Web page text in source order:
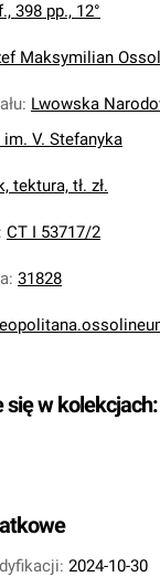
398 pp., 12°
Maksymilian
: Lwowska
V. Stefanyka
tektura, tł. zł.
: CT I 53717/2
: 31828
się w kolekcjach:
2024-10-30